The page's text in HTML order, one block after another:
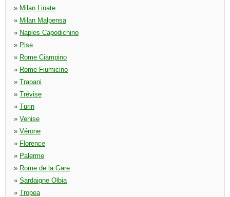
» Milan Linate
» Milan Malpensa
» Naples Capodichino
» Pise
» Rome Ciampino
» Rome Fiumicino
» Trapani
» Trévise
» Turin
» Venise
» Vérone
» Florence
» Palerme
» Rome de la Gare
» Sardaigne Olbia
» Tropea